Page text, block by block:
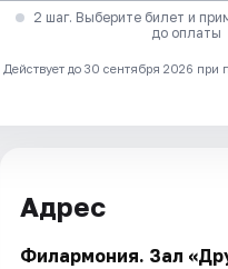
2 шаг. Выберите билет и
до оплаты
Действует до 30 сентября 2026 при
Адрес
Филармония. Зал